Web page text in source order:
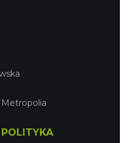
Metropolia
POLITYKA